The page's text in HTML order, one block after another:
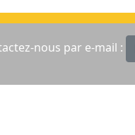
nous par e-mail :